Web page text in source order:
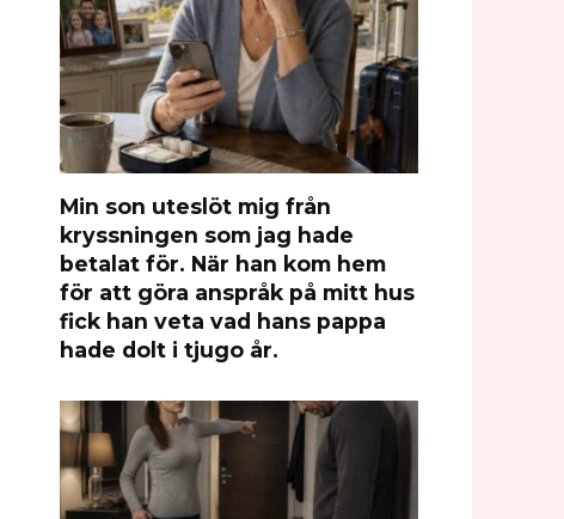
Min son uteslöt mig från
kryssningen som jag hade
betalat för. När han kom hem
för att göra anspråk på mitt hus
fick han veta vad hans pappa
hade dolt i tjugo år.